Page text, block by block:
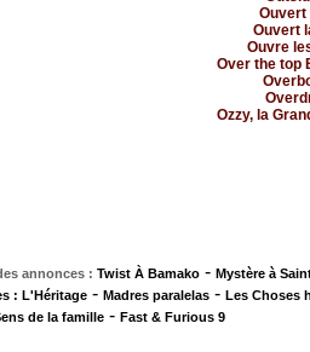
Ouvert
Ouvert
Ouvre
Over the top
Ozzy, la
annonces : Twist À Bamako - Mystère à
: L'Héritage - Madres paralelas - Les Choses
de la famille - Fast & Furious 9